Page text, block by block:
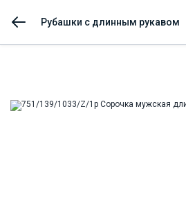
Рубашки с длинным рукавом